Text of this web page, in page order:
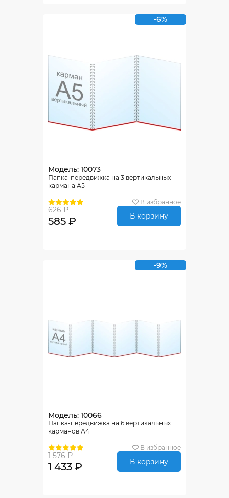
-6%
Модель: 10073
Папка-передвижка на 3 вертикальных
кармана А5
В избранное
626 ₽
585 ₽ В корзину
-9%
Модель: 10066
Папка-передвижка на 6 вертикальных
карманов А4
В избранное
1 576 ₽
1 433 ₽ В корзину